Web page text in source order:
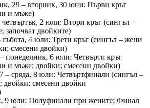
29 – вторник, 30 юни: Първи кръг
и мъже)
2 юли: Втори кръг (сингъл –
започват двойките)
4 юли: Трети кръг (сингъл – жени
смесени двойки)
6 юли: Четвърти кръг
и мъже; двойки; смесени двойки)
сряда, 8 юли: Четвъртфинали (сингъл –
смесени двойки
юли: Полуфинали при жените; Финал